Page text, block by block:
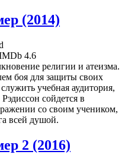
(2014)
4.6
религии и атеизма.
боя для защиты своих
учебная аудитория,
сойдется в
со своим учеником,
всей душой.
2 (2016)